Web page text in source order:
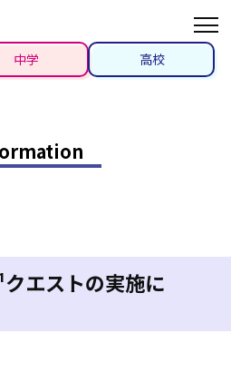
中学 高校
エストの実施に